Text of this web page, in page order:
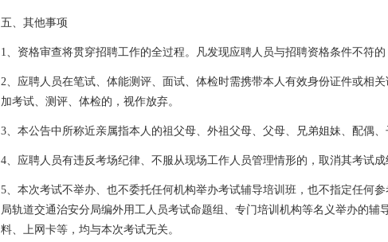
五、其他事项
1、资格审查将贯穿招聘工作的全过程。凡发现应聘人员与招聘资格条件不符的
2、应聘人员在笔试、体能测评、面试、体检时需携带本人有效身份证件或相
加考试、测评、体检的，视作放弃。
3、本公告中所称近亲属指本人的祖父母、外祖父母、父母、兄弟姐妹、配偶、
4、应聘人员有违反考场纪律、不服从现场工作人员管理情形的，取消其考试成
5、本次考试不举办、也不委托任何机构举办考试辅导培训班，也不指定任何
局轨道交通治安分局编外用工人员考试命题组、专门培训机构等名义举办的辅
料、上网卡等，均与本次考试无关。